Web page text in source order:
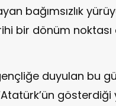
bağımsızlık
bir dönüm noktası
duyulan bu